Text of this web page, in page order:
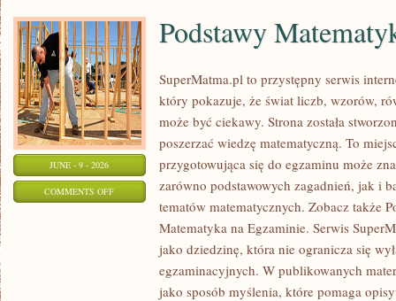
JUNE - 9 - 2026
COMMENTS OFFON
PODSTAWY
MATEMATYKI
Podstawy
SuperMatma.pl to przystępny serwis
który pokazuje, że świat liczb, wzorów,
może być ciekawy. Strona została
poszerzać wiedzę matematyczną. To
przygotowująca się do egzaminu może
zarówno podstawowych zagadnień, jak i
tematów matematycznych. Zobacz także
Matematyka na Egzaminie. Serwis
jako dziedzinę, która nie ogranicza się
egzaminacyjnych. W publikowanych
jako sposób myślenia, które pomaga